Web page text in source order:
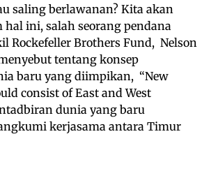
saling berlawanan? Kita akan
hal ini, salah seorang pendana
Rockefeller Brothers Fund, Nelson
tentang konsep
baru yang diimpikan, “New
consist of East and West
dunia yang baru
kerjasama antara Timur